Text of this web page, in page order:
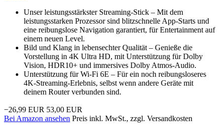
Unser leistungsstärkster Streaming-Stick – Mit dem
leistungsstarken Prozessor sind blitzschnelle App-Starts und
eine reibungslose Navigation garantiert, für Entertainment auf
einem neuen Level.
Bild und Klang in lebensechter Qualität – Genieße die
Vorstellung in 4K Ultra HD, mit Unterstützung für Dolby
Vision, HDR10+ und immersives Dolby Atmos-Audio.
Unterstützung für Wi-Fi 6E – Für ein noch reibungsloseres
4K-Streaming-Erlebnis, selbst wenn andere Geräte mit
deinem Router verbunden sind.
−26,99 EUR 53,00 EUR
Bei Amazon ansehen Preis inkl. MwSt., zzgl. Versandkosten